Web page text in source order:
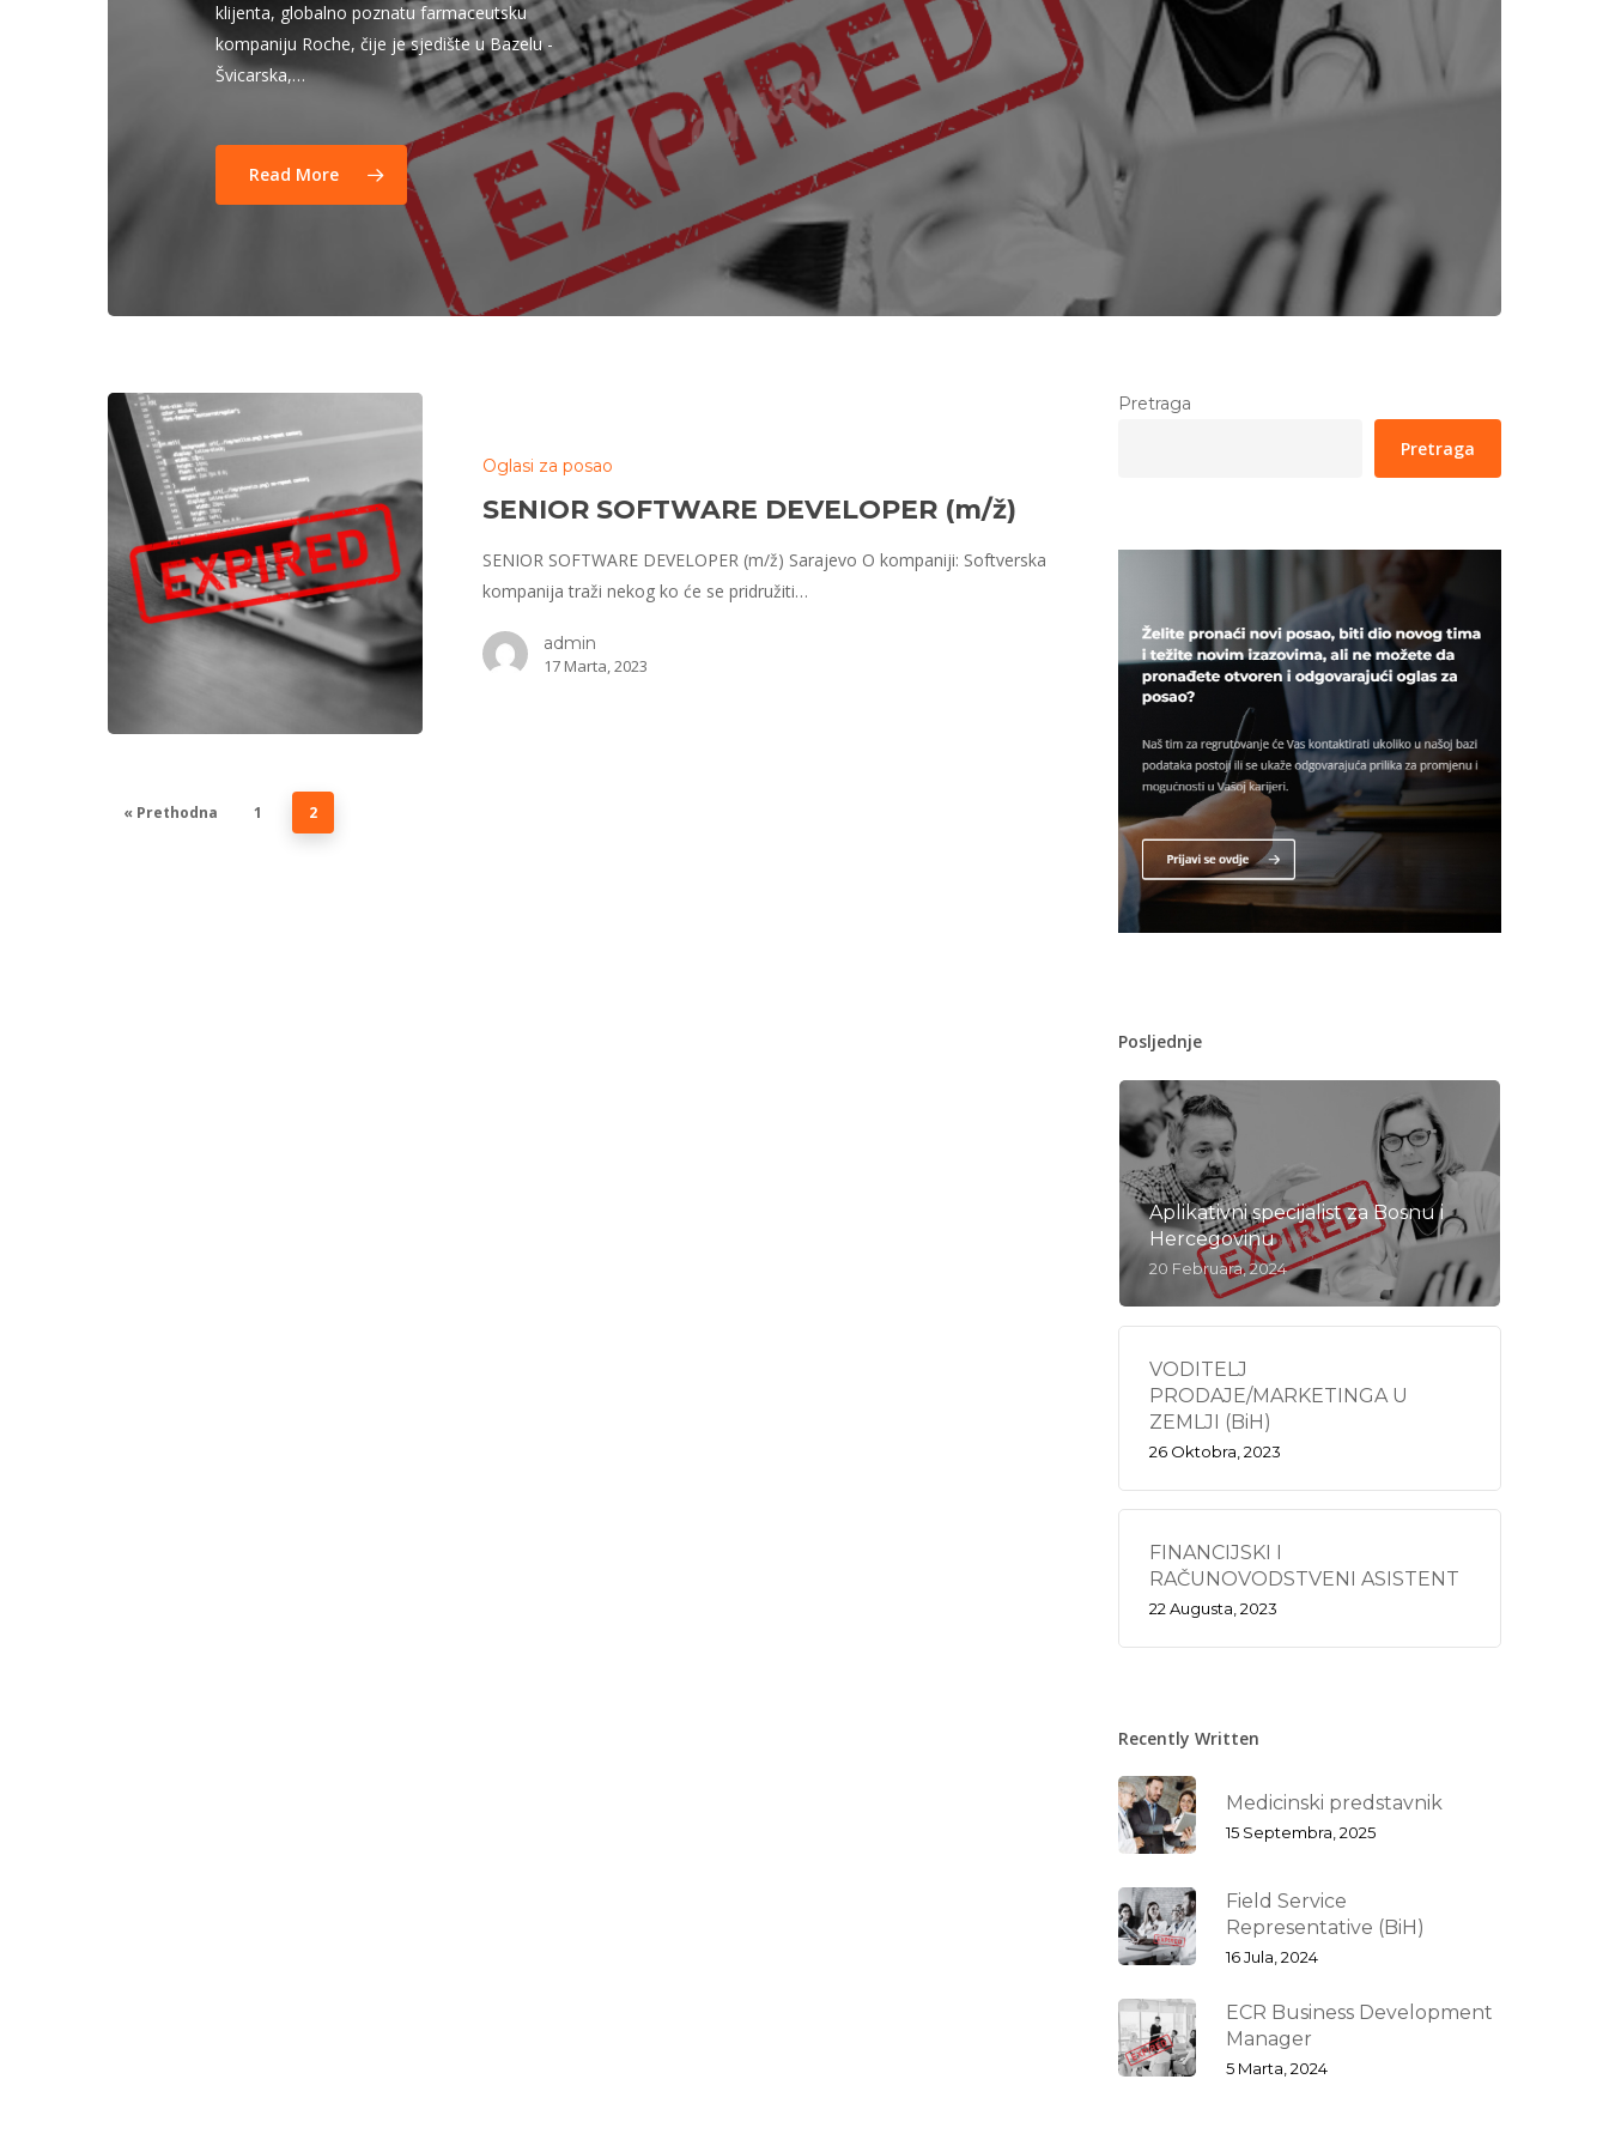
Hit enter to search or ESC to close
klijenta, globalno poznatu farmaceutsku
kompaniju Roche, čije je sjedište u Bazelu -
Švicarska,…
Read More
Oglasi za posao
SENIOR SOFTWARE DEVELOPER (m/ž)
SENIOR SOFTWARE DEVELOPER (m/ž) Sarajevo O kompaniji: Softverska
kompanija traži nekog ko će se pridružiti…
admin
17 Marta, 2023
« Prethodna 1 2
Pretraga
Pretraga
Posljednje
Aplikativni specijalist za Bosnu i
Hercegovinu
20 Februara, 2024
VODITELJ
PRODAJE/MARKETINGA U
ZEMLJI (BiH)
26 Oktobra, 2023
FINANCIJSKI I
RAČUNOVODSTVENI ASISTENT
22 Augusta, 2023
Recently Written
Medicinski predstavnik
15 Septembra, 2025
Field Service
Representative (BiH)
16 Jula, 2024
ECR Business Development
Manager
5 Marta, 2024